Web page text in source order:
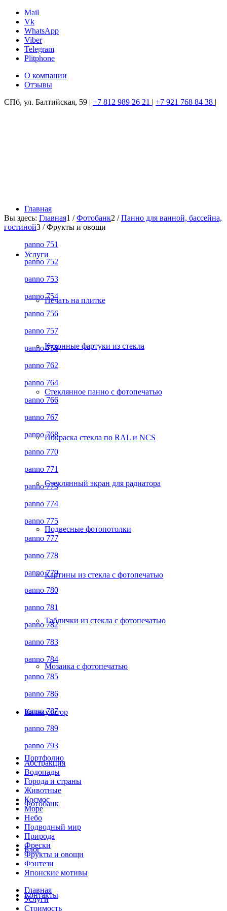
Mail
Vk
WhatsApp
Viber
Telegram
Plitphone
О компании
Отзывы
СПб, ул. Балтийская, 59 | +7 812 989 26 21 | +7 921 768 84 38 |
Главная
Услуги
Печать на плитке
Кухонные фартуки из стекла
Стеклянное панно с фотопечатью
Покраска стекла по RAL и NCS
Стеклянный экран для радиатора
Подвесные фотопотолки
Картины из стекла с фотопечатью
Таблички из стекла с фотопечатью
Мозаика с фотопечатью
Калькулятор
Портфолио
Фотобанк
Блог
Контакты
Вы здесь: Главная1 / Фотобанк2 / Панно для ванной, бассейна,
гостиной3 / Фрукты и овощи
panno 751
panno 752
panno 753
panno 754
panno 756
panno 757
panno 758
panno 762
panno 764
panno 766
panno 767
panno 768
panno 770
panno 771
panno 773
panno 774
panno 775
panno 777
panno 778
panno 779
panno 780
panno 781
panno 782
panno 783
panno 784
panno 785
panno 786
panno 787
panno 789
panno 793
Абстракция
Водопады
Города и страны
Животные
Космос
Море
Небо
Подводный мир
Природа
Фрески
Фрукты и овощи
Фэнтези
Японские мотивы
Главная
Услуги
Стоимость